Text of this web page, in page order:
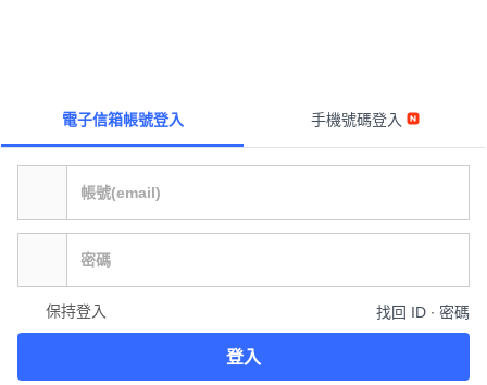
電子信箱帳號登入 手機號碼登入
保持登入 找回 ID ∙ 密碼
登入